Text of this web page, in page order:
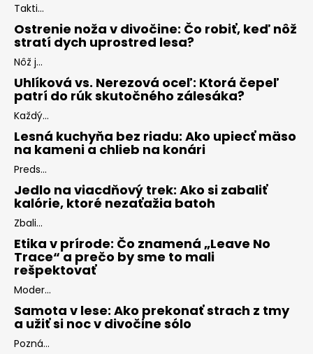
Takti...
Ostrenie noža v divočine: Čo robiť, keď nôž
stratí dych uprostred lesa?
Nôž j...
Uhlíková vs. Nerezová oceľ: Ktorá čepeľ
patrí do rúk skutočného zálesáka?
Každý...
Lesná kuchyňa bez riadu: Ako upiecť mäso
na kameni a chlieb na konári
Preds...
Jedlo na viacdňový trek: Ako si zabaliť
kalórie, ktoré nezaťažia batoh
Zbali...
Etika v prírode: Čo znamená „Leave No
Trace“ a prečo by sme to mali
rešpektovať
Moder...
Samota v lese: Ako prekonať strach z tmy
a užiť si noc v divočine sólo
Pozná...